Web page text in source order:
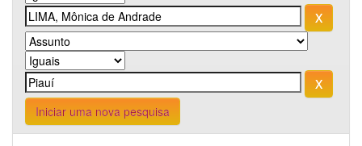
Iniciar uma nova pesquisa